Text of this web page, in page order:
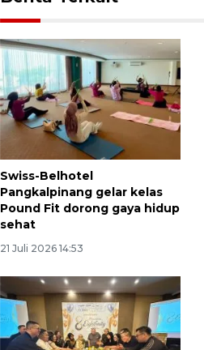
Swiss-Belhotel
Pangkalpinang gelar kelas
Pound Fit dorong gaya hidup
sehat
21 Juli 2026 14:53